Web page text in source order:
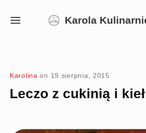
Karola
SITE
Karolina on 19 sierpnia, 2015
Leczo z cukinią i